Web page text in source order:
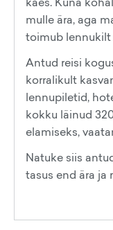
mulle ära, aga
toimub lennukilt
Antud reisi
korralikult
lennupiletid,
kokku läinud
elamiseks,
Natuke siis
tasus end ära ja